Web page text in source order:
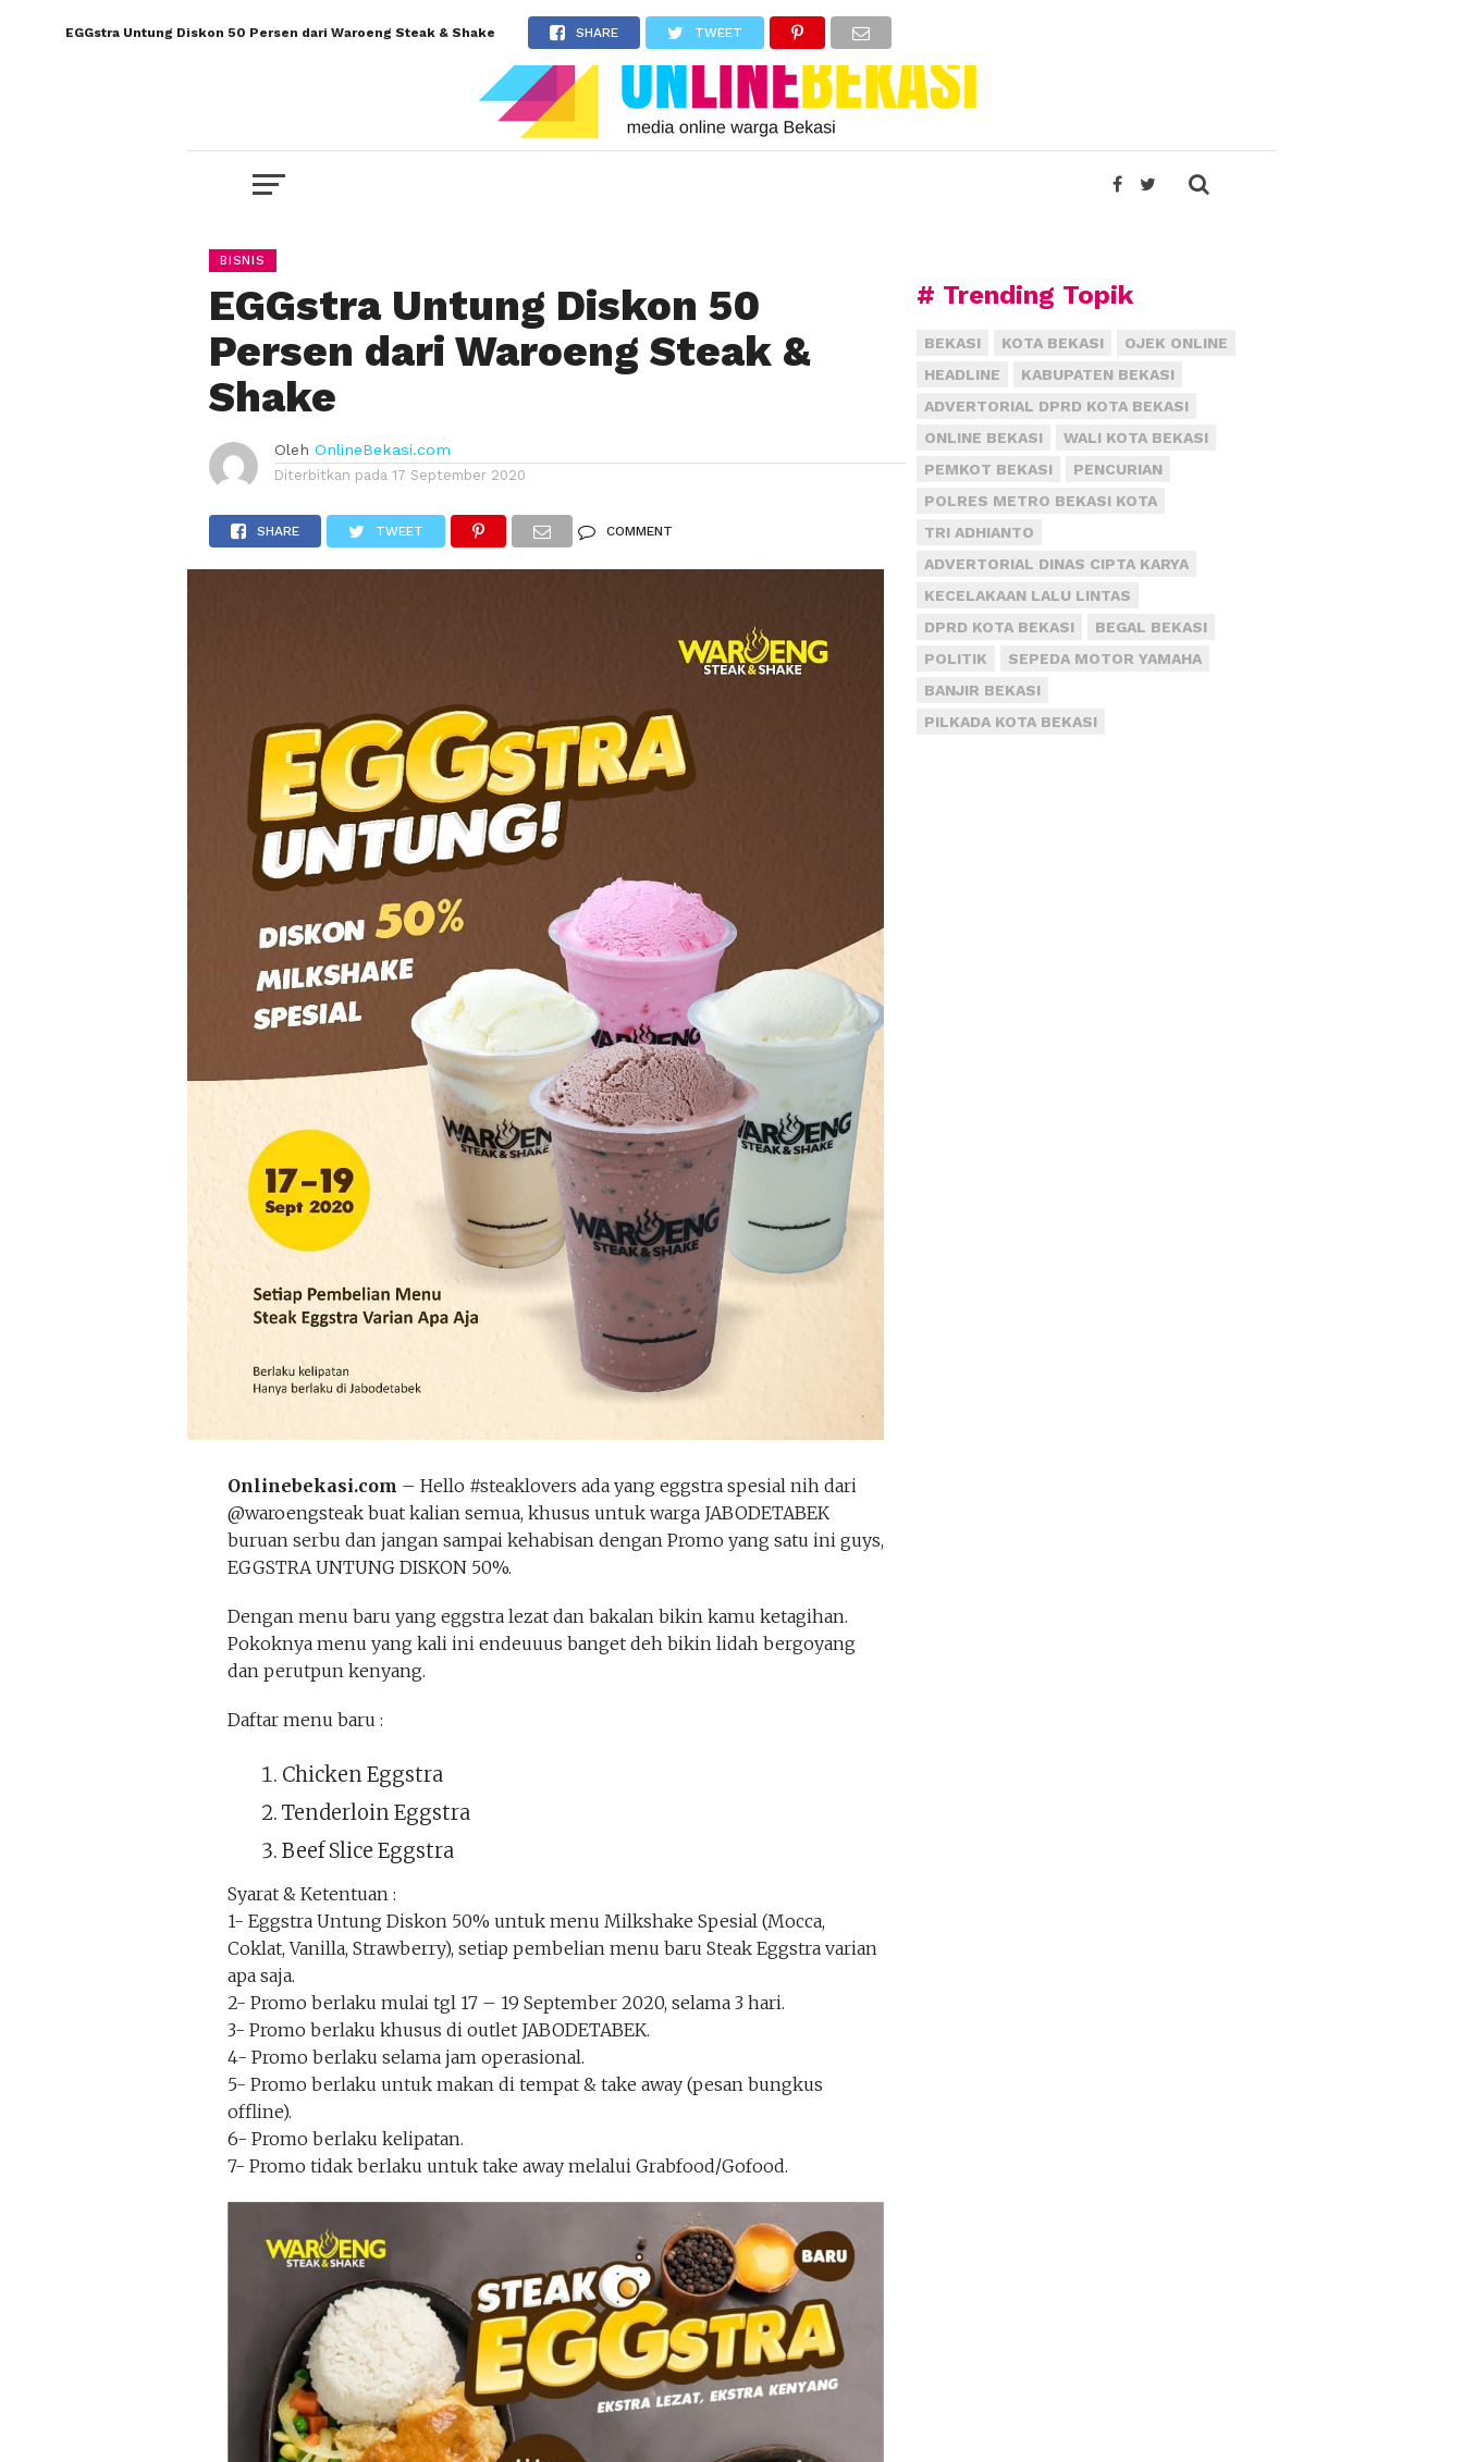
EGGstra Untung Diskon 50 Persen dari Waroeng Steak & Shake SHARE TWEET
BISNIS
EGGstra Untung Diskon 50
Persen dari Waroeng Steak &
Shake
Oleh OnlineBekasi.com
Diterbitkan pada 17 September 2020
SHARE TWEET COMMENT
Onlinebekasi.com – Hello #steaklovers ada yang eggstra spesial nih dari
@waroengsteak buat kalian semua, khusus untuk warga JABODETABEK
buruan serbu dan jangan sampai kehabisan dengan Promo yang satu ini guys,
EGGSTRA UNTUNG DISKON 50%.
Dengan menu baru yang eggstra lezat dan bakalan bikin kamu ketagihan.
Pokoknya menu yang kali ini endeuuus banget deh bikin lidah bergoyang
dan perutpun kenyang.
Daftar menu baru :
Chicken Eggstra
Tenderloin Eggstra
Beef Slice Eggstra
Syarat & Ketentuan :
1- Eggstra Untung Diskon 50% untuk menu Milkshake Spesial (Mocca,
Coklat, Vanilla, Strawberry), setiap pembelian menu baru Steak Eggstra varian
apa saja.
2- Promo berlaku mulai tgl 17 – 19 September 2020, selama 3 hari.
3- Promo berlaku khusus di outlet JABODETABEK.
4- Promo berlaku selama jam operasional.
5- Promo berlaku untuk makan di tempat & take away (pesan bungkus
offline).
6- Promo berlaku kelipatan.
7- Promo tidak berlaku untuk take away melalui Grabfood/Gofood.
# Trending Topik
BEKASI KOTA BEKASI
OJEK ONLINE
HEADLINE
KABUPATEN BEKASI
ADVERTORIAL DPRD KOTA BEKASI
ONLINE BEKASI
WALI KOTA BEKASI
PEMKOT BEKASI
PENCURIAN
POLRES METRO BEKASI KOTA
TRI ADHIANTO
ADVERTORIAL DINAS CIPTA KARYA
KECELAKAAN LALU LINTAS
DPRD KOTA BEKASI
BEGAL BEKASI
POLITIK
SEPEDA MOTOR YAMAHA
BANJIR BEKASI
PILKADA KOTA BEKASI